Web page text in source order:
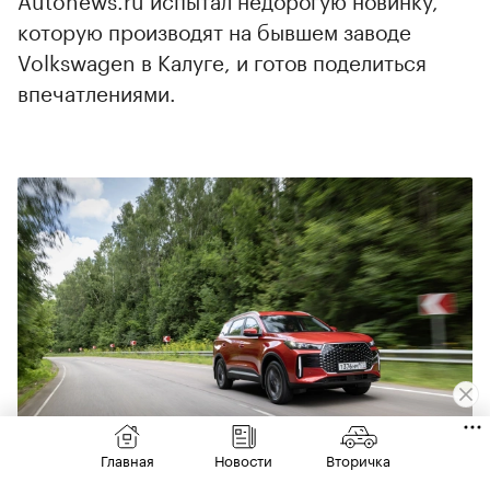
которую производят на бывшем заводе
Volkswagen в Калуге, и готов поделиться
впечатлениями.
00:00 / 00:00
Главная Новости Вторичка